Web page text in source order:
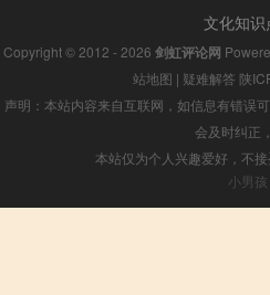
文化知识
Copyright © 2012 - 2026 剑虹评论网
站地图 | 疑难解答 陕
声明：本站内容来自互联网，如信息有错误
会及时纠正
本站仅为个人兴趣爱好，不
小男孩